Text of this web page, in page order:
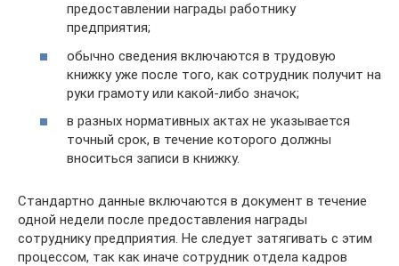
предоставлении награды работнику
предприятия;
обычно сведения включаются в трудовую
книжку уже после того, как сотрудник получит на
руки грамоту или какой-либо значок;
в разных нормативных актах не указывается
точный срок, в течение которого должны
вноситься записи в книжку.
Стандартно данные включаются в документ в течение
одной недели после предоставления награды
сотруднику предприятия. Не следует затягивать с этим
процессом, так как иначе сотрудник отдела кадров